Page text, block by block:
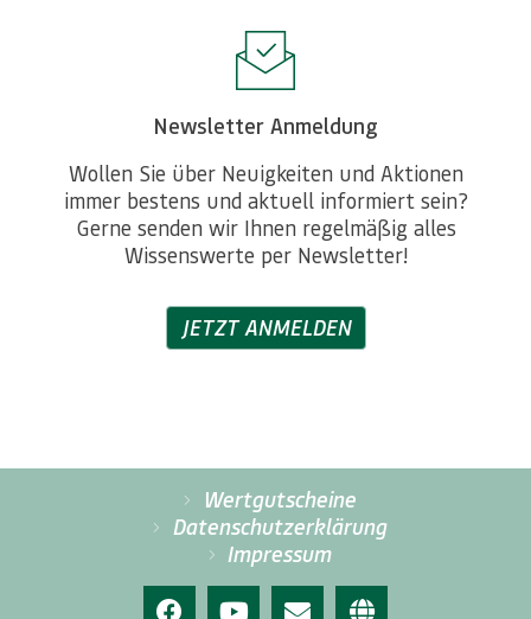
Newsletter Anmeldung
Wollen Sie über Neuigkeiten und Aktionen
immer bestens und aktuell informiert sein?
Gerne senden wir Ihnen regelmäßig alles
Wissenswerte per Newsletter!
JETZT ANMELDEN
Wertgutscheine
Datenschutzerklärung
Impressum